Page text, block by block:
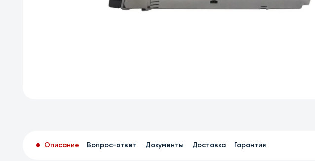
Описание Вопрос-ответ Документы Доставка Гарантия